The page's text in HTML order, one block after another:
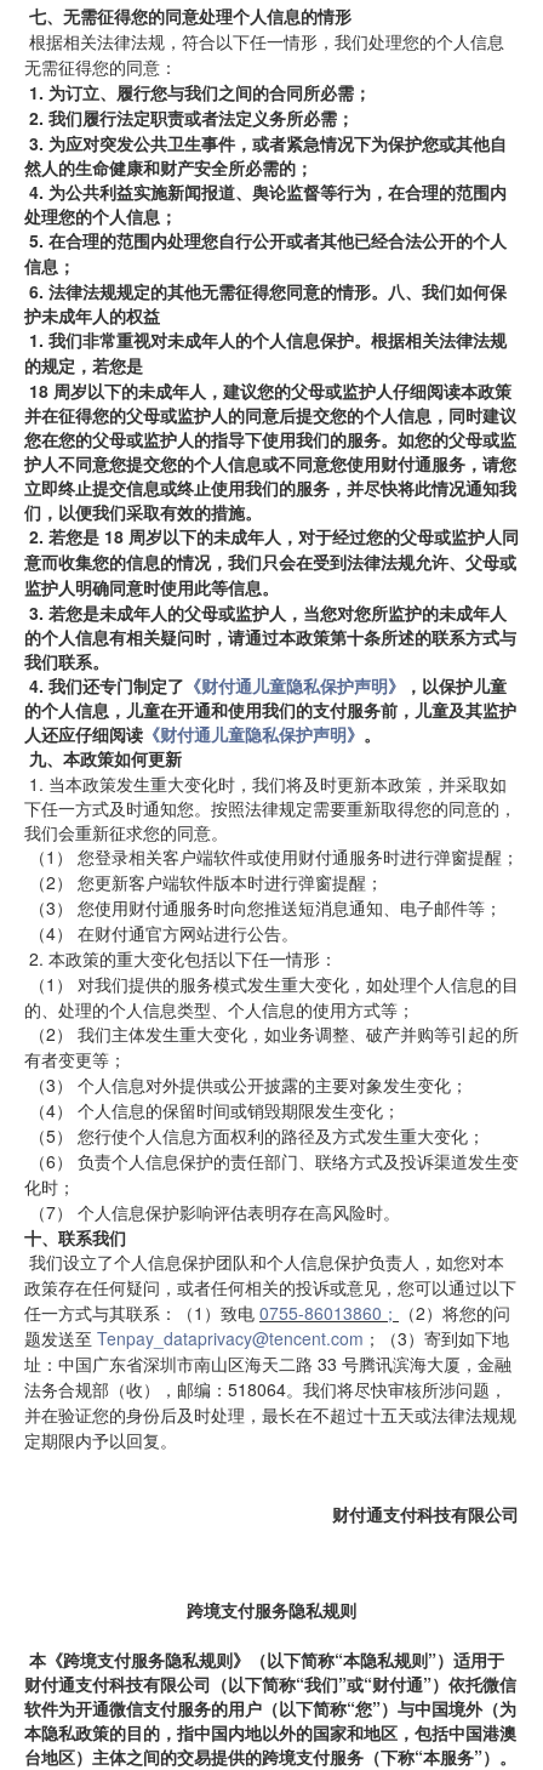
七、无需征得您的同意处理个人信息的情形
无需征得您的同意：
1. 为订立、履行您与我们之间的合同所必需；
2. 我们履行法定职责或者法定义务所必需；
3. 为应对突发公共卫生事件，或者紧急情况下为保护您或其他自
然人的生命健康和财产安全所必需的；
4. 为公共利益实施新闻报道、舆论监督等行为，在合理的范围内
处理您的个人信息；
5. 在合理的范围内处理您自行公开或者其他已经合法公开的个人
信息；
6. 法律法规规定的其他无需征得您同意的情形。八、我们如何保
护未成年人的权益
1. 我们非常重视对未成年人的个人信息保护。根据相关法律法规
的规定，若您是
18 周岁以下的未成年人，建议您的父母或监护人仔细阅读本政策
并在征得您的父母或监护人的同意后提交您的个人信息，同时建议
您在您的父母或监护人的指导下使用我们的服务。如您的父母或监
护人不同意您提交您的个人信息或不同意您使用财付通服务，请您
立即终止提交信息或终止使用我们的服务，并尽快将此情况通知我
们，以便我们采取有效的措施。
2. 若您是 18 周岁以下的未成年人，对于经过您的父母或监护人同
意而收集您的信息的情况，我们只会在受到法律法规允许、父母或
监护人明确同意时使用此等信息。
3. 若您是未成年人的父母或监护人，当您对您所监护的未成年人
的个人信息有相关疑问时，请通过本政策第十条所述的联系方式与
我们联系。
4. 我们还专门制定了 《财付通儿童隐私保护声明》
，以保护儿童
的个人信息，儿童在开通和使用我们的支付服务前，儿童及其监护
人还应仔细阅读 《财付通儿童隐私保护声明》 。
九、本政策如何更新
1. 当本政策发生重大变化时，我们将及时更新本政策，并采取如
下任一方式及时通知您。按照法律规定需要重新取得您的同意的，
我们会重新征求您的同意。
（1） 您登录相关客户端软件或使用财付通服务时进行弹窗提醒；
（2） 您更新客户端软件版本时进行弹窗提醒；
（3） 您使用财付通服务时向您推送短消息通知、电子邮件等；
（4） 在财付通官方网站进行公告。
2. 本政策的重大变化包括以下任一情形：
（1） 对我们提供的服务模式发生重大变化，如处理个人信息的目
的、处理的个人信息类型、个人信息的使用方式等；
有者变更等；
（3） 个人信息对外提供或公开披露的主要对象发生变化；
（4） 个人信息的保留时间或销毁期限发生变化；
（5） 您行使个人信息方面权利的路径及方式发生重大变化；
化时；
（7） 个人信息保护影响评估表明存在高风险时。
十、联系我们
政策存在任何疑问，或者任何相关的投诉或意见，您可以通过以下
任一方式与其联系：（1）致电 0755-86013860；
（2）将您的问
题发送至 Tenpay_dataprivacy@tencent.com ；（3）寄到如下地
址：中国广东省深圳市南山区海天二路 33 号腾讯滨海大厦，金融
法务合规部（收），邮编：518064。我们将尽快审核所涉问题，
并在验证您的身份后及时处理，最长在不超过十五天或法律法规规
定期限内予以回复。
财付通支付科技有限公司
跨境支付服务隐私规则
本《跨境支付服务隐私规则》（以下简称“本隐私规则”）适用于
财付通支付科技有限公司（以下简称“我们”或“财付通”）依托微信
软件为开通微信支付服务的用户（以下简称“您”）与中国境外（为
本隐私政策的目的，指中国内地以外的国家和地区，包括中国港澳
台地区）主体之间的交易提供的跨境支付服务（下称“本服务”）。